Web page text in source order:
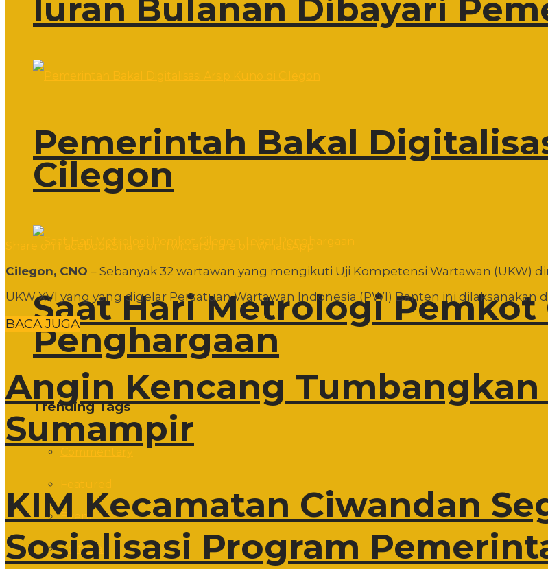
Iuran Bulanan Dibayari
Pemerintah Bakal
Cilegon
Saat Hari Metrologi Pemkot
Penghargaan
Trending Tags
Event
Editorial
Cilegon, CNO – Sebanyak 32 wartawan yang mengikuti Uji Kompetensi Wartawan (UKW)
UKW XVI yang yang digelar Persatuan Wartawan Indonesia (PWI) Banten ini dilaksanakan
BACA JUGA
Angin Kencang Tumbangkan
Sumampir
KIM Kecamatan Ciwandan
Sosialisasi Program